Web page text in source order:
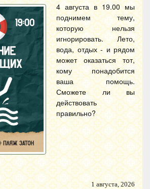
4 августа в 19.00 мы
поднимем тему,
которую нельзя
игнорировать. Лето,
вода, отдых - и рядом
может оказаться тот,
кому понадобится
ваша помощь.
Сможете ли вы
действовать
правильно?
1 августа, 2026